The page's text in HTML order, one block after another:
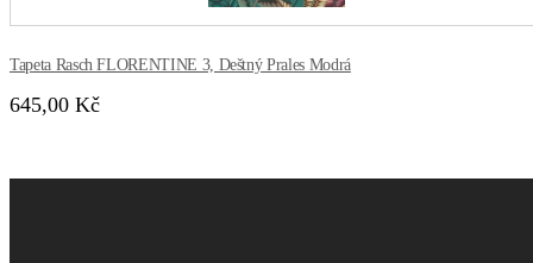
Tapeta Rasch FLORENTINE 3, Deštný Prales Modrá
645,00 Kč